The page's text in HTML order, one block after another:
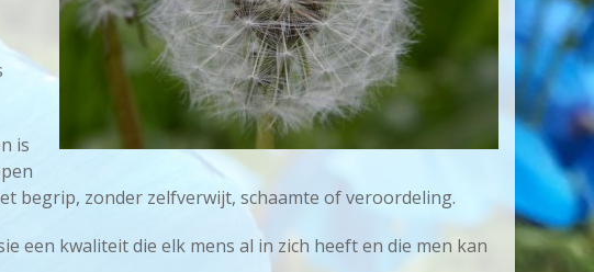
is
begrip, zonder zelfverwijt, schaamte of veroordeling.
een kwaliteit die elk mens al in zich heeft en die men kan